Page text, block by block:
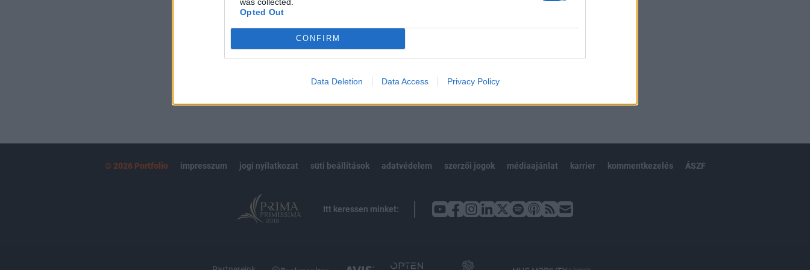
Opted Out
CONFIRM
Data Deletion Data Access Privacy Policy
kötéslistái
Előfizetés
MÁR ELŐFIZETŐNK VAGY? BEJELENTKEZÉS
© 2026 Portfolio impresszum jogi nyilatkozat süti beállítások adatvédelem szerzői jogok médiaajánlat karrier kommentkezelés ÁSZF
Itt keressen minket: